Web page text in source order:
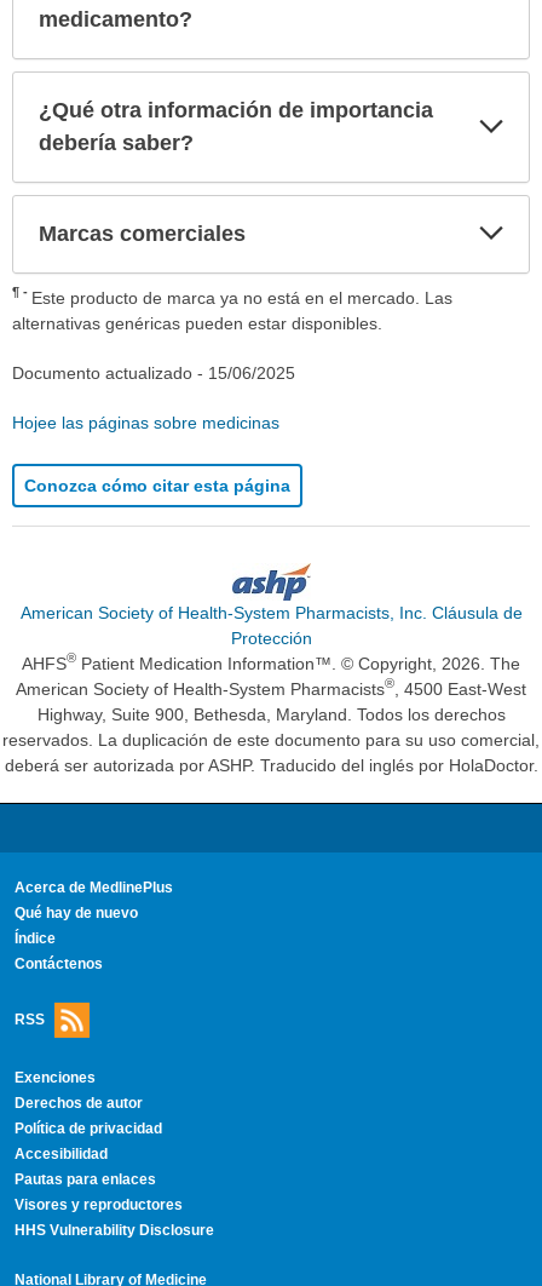
medicamento?
¿Qué otra información de importancia
debería saber?
Marcas comerciales
¶
Este producto de marca ya no está en el mercado. Las
alternativas genéricas pueden estar disponibles.
Documento actualizado - 15/06/2025
Hojee las páginas sobre medicinas
Conozca cómo citar esta página
American Society of Health-System Pharmacists, Inc. Cláusula de
Protección
AHFS® Patient Medication Information™. © Copyright, 2026. The
American Society of Health-System Pharmacists®
, 4500 East-West
Highway, Suite 900, Bethesda, Maryland. Todos los derechos
reservados. La duplicación de este documento para su uso comercial,
deberá ser autorizada por ASHP. Traducido del inglés por HolaDoctor.
Acerca de MedlinePlus
Qué hay de nuevo
Índice
Contáctenos
RSS
Exenciones
Derechos de autor
Política de privacidad
Accesibilidad
Pautas para enlaces
Visores y reproductores
HHS Vulnerability Disclosure
National Library of Medicine